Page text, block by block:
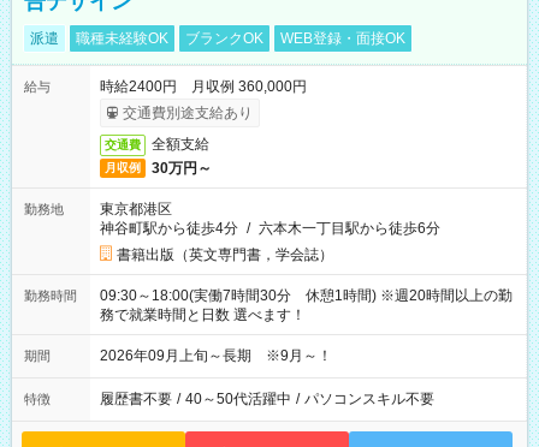
派遣 職種未経験OK ブランクOK WEB登録・面接OK
給与
時給2400円 月収例 360,000円
交通費別途支給あり
交通費 全額支給
月収例 30万円～
勤務地
東京都港区
神谷町駅から徒歩4分 / 六本木一丁目駅から徒歩6分
書籍出版（英文専門書，学会誌）
勤務時間
09:30～18:00(実働7時間30分 休憩1時間) ※週20時間以上の勤
務で就業時間と日数 選べます！
期間 2026年09月上旬～長期 ※9月～！
特徴 履歴書不要 / 40～50代活躍中 / パソコンスキル不要